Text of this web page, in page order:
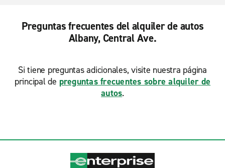
Preguntas frecuentes del alquiler de autos
Albany, Central Ave.
Si tiene preguntas adicionales, visite nuestra página
principal de preguntas frecuentes sobre alquiler de
autos.